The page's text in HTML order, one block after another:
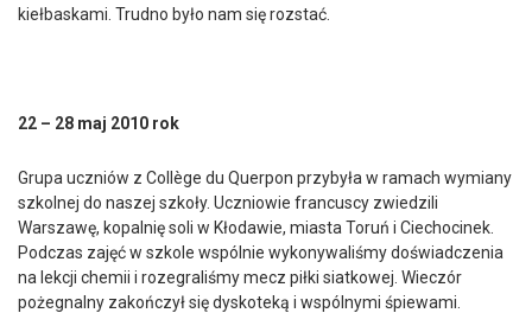
kiełbaskami. Trudno było nam się rozstać.
22 – 28 maj 2010 rok
Grupa uczniów z Collège du Querpon przybyła w ramach wymiany
szkolnej do naszej szkoły. Uczniowie francuscy zwiedzili
Warszawę, kopalnię soli w Kłodawie, miasta Toruń i Ciechocinek.
Podczas zajęć w szkole wspólnie wykonywaliśmy doświadczenia
na lekcji chemii i rozegraliśmy mecz piłki siatkowej. Wieczór
pożegnalny zakończył się dyskoteką i wspólnymi śpiewami.